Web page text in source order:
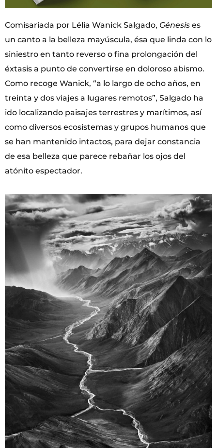
Comisariada por Lélia Wanick Salgado, Génesis es
un canto a la belleza mayúscula, ésa que linda con lo
siniestro en tanto reverso o fina prolongación del
éxtasis a punto de convertirse en doloroso abismo.
Como recoge Wanick, “a lo largo de ocho años, en
treinta y dos viajes a lugares remotos”, Salgado ha
ido localizando paisajes terrestres y marítimos, así
como diversos ecosistemas y grupos humanos que
se han mantenido intactos, para dejar constancia
de esa belleza que parece rebañar los ojos del
atónito espectador.